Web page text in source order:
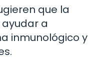
que la
a
inmunológico y